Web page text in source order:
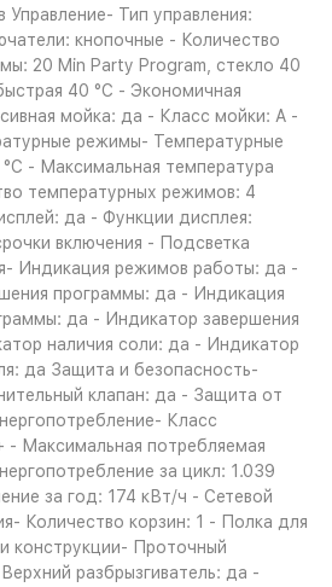
Управление- Тип управления:
кнопочные - Количество
20 Min Party Program, стекло 40
40 °С - Экономичная
мойка: да - Класс мойки: A -
режимы- Температурные
- Максимальная температура
температурных режимов: 4
да - Функции дисплея:
включения - Подсветка
Индикация режимов работы: да -
программы: да - Индикация
да - Индикатор завершения
наличия соли: да - Индикатор
да Защита и безопасность-
клапан: да - Защита от
Класс
- Максимальная потребляемая
за цикл: 1.039
за год: 174 кВт/ч - Сетевой
Количество корзин: 1 - Полка для
конструкции- Проточный
разбрызгиватель: да -